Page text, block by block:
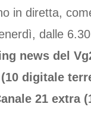
in diretta,
dalle
news del
digitale
21 extra